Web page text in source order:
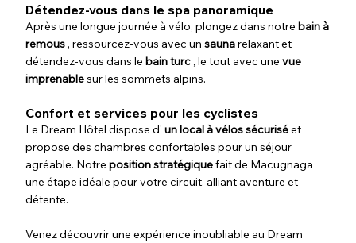
Détendez-vous dans le spa panoramique
Après une longue journée à vélo, plongez dans notrebain à
remous , ressourcez-vous avec unsaunarelaxant et
détendez-vous dans lebain turc , le tout avec unevue
imprenablesur les sommets alpins.
Confort et services pour les cyclistes
Le Dream Hôtel dispose d'un local à vélos sécuriséet
propose des chambres confortables pour un séjour
agréable. Notreposition stratégiquefait de Macugnaga
une étape idéale pour votre circuit, alliant aventure et
détente.
Venez découvrir une expérience inoubliable au Dream